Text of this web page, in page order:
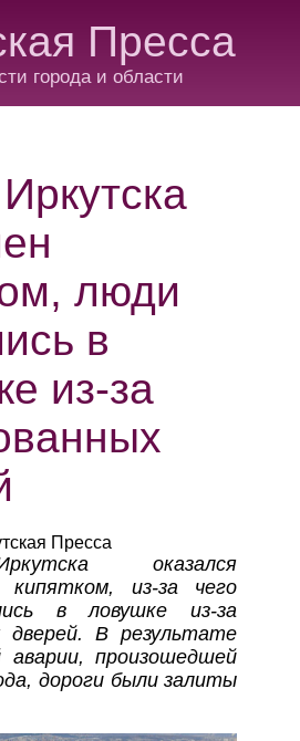
Пресса
города и области
люди
в
из-за
Пресса
оказался
кипятком, из-за чего
в ловушке из-за
дверей. В результате
аварии, произошедшей
дороги были залиты